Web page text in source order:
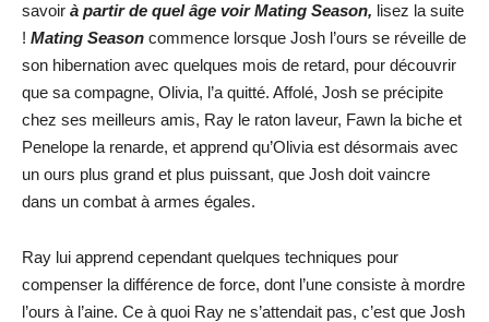
savoir à partir de quel âge voirMating Season, lisez la suite
! Mating Season commence lorsque Josh l’ours se réveille de
son hibernation avec quelques mois de retard, pour découvrir
que sa compagne, Olivia, l’a quitté. Affolé, Josh se précipite
chez ses meilleurs amis, Ray le raton laveur, Fawn la biche et
Penelope la renarde, et apprend qu’Olivia est désormais avec
un ours plus grand et plus puissant, que Josh doit vaincre
dans un combat à armes égales.
Ray lui apprend cependant quelques techniques pour
compenser la différence de force, dont l’une consiste à mordre
l’ours à l’aine. Ce à quoi Ray ne s’attendait pas, c’est que Josh